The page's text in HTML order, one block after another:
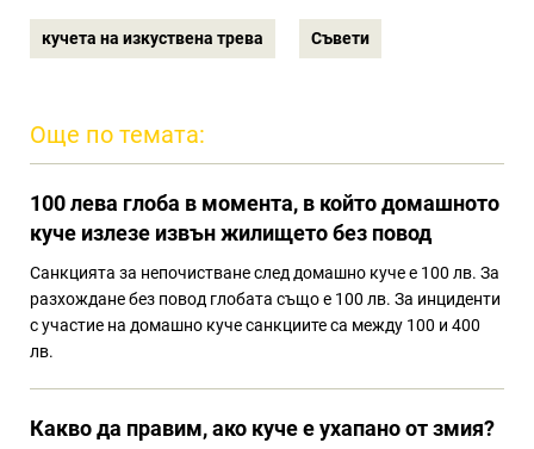
кучета на изкуствена трева Съвети
Още по темата:
100 лева глоба в момента, в който домашното
куче излезе извън жилището без повод
Санкцията за непочистване след домашно куче е 100 лв. За
разхождане без повод глобата също е 100 лв. За инциденти
с участие на домашно куче санкциите са между 100 и 400
лв.
Какво да правим, ако куче е ухапано от змия?